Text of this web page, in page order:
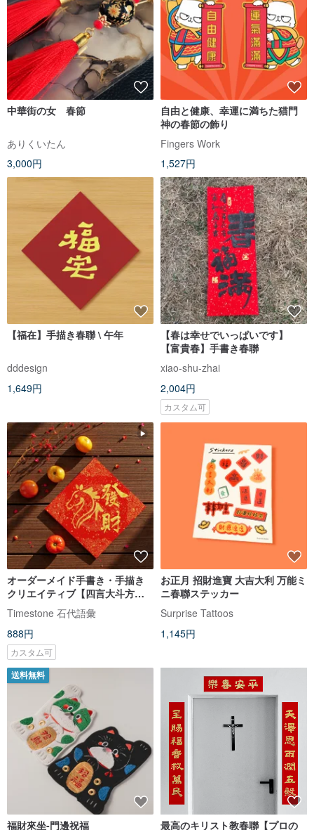
中華街の女 春節
ありくいたん
3,000円
自由と健康、幸運に満ちた猫門
神の春節の飾り
Fingers Work
1,527円
【福在】手描き春聯 \ 午年
dddesign
1,649円
【春は幸せでいっぱいです】
【富貴春】手書き春聯
xiao-shu-zhai
2,004円
カスタム可
オーダーメイド手書き・手描き
クリエイティブ【四言大斗方】3
枚セット
Timestone 石代語彙
888円
カスタム可
お正月 招財進寶 大吉大利 万能ミ
ニ春聯ステッカー
Surprise Tattoos
1,145円
送料無料
福財來坐-門邊祝福 最高のキリスト教春聯【プロの